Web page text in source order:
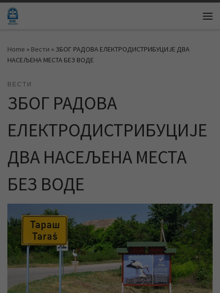
Skip to content
Home » Вести » ЗБОГ РАДОВА ЕЛЕКТРОДИСТРИБУЦИЈЕ ДВА
НАСЕЉЕНА МЕСТА БЕЗ ВОДЕ
ВЕСТИ
ЗБОГ РАДОВА
ЕЛЕКТРОДИСТРИБУЦИЈЕ
ДВА НАСЕЉЕНА МЕСТА
БЕЗ ВОДЕ